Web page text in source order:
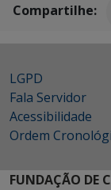
Compartilhe:
LGPD
Fala Servidor
Acessibilidade
Ordem
FUNDAÇÃO DE